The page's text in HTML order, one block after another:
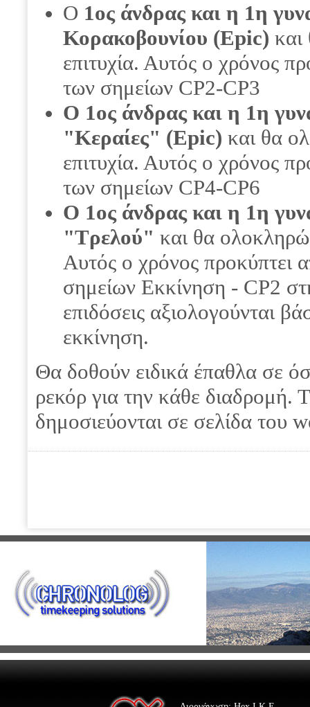
Ο 1ος άνδρας και η 1η
Κορακοβουνίου (Epic)
επιτυχία. Αυτός ο χρόνος
των σημείων CP2-CP3
Ο 1ος άνδρας και η 1η
"Κεραίες" (Epic) και θα
επιτυχία. Αυτός ο χρόνος
των σημείων CP4-CP6
Ο 1ος άνδρας και η 1η
"Τρελού" και θα
Αυτός ο χρόνος προκύπτει
σημείων Εκκίνηση - CP2
επιδόσεις αξιολογούνται
εκκίνηση.
Θα δοθούν ειδικά έπαθλα σε
ρεκόρ για την κάθε διαδρομή.
δημοσιεύονται σε σελίδα του